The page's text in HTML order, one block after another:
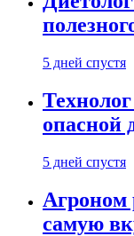
5 дней спустя
опасной
5 дней спустя
Агроном
самую